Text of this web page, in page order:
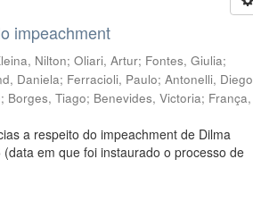
impeachment
Nilton;Oliari, Artur; Fontes, Giulia;
Daniela; Ferracioli, Paulo;Antonelli, Diego
; Borges, Tiago; Benevides, Victoria; França,
a respeito do impeachment de Dilma
em que foi instaurado o processo de